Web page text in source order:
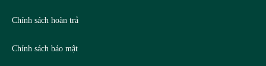
Chính sách hoàn trả
Chính sách bảo mật